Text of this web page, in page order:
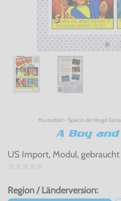
Musterbild - Spiel in der Regel
A Boy
US Import, Modul, gebraucht
Region / Länderversion: